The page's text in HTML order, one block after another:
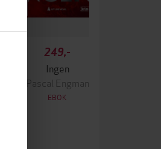
249,-
Ingen
Pascal Engman
EBOK